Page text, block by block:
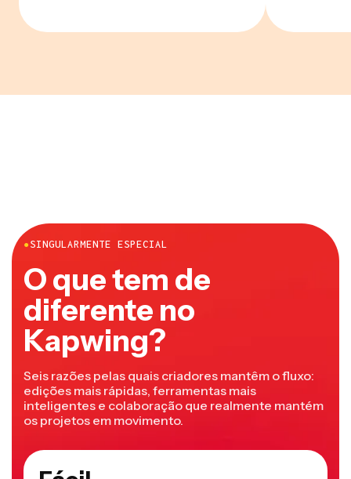
●SINGULARMENTE ESPECIAL
O que tem de
diferente no
Kapwing?
Seis razões pelas quais criadores mantêm o fluxo:
edições mais rápidas, ferramentas mais
inteligentes e colaboração que realmente mantém
os projetos em movimento.